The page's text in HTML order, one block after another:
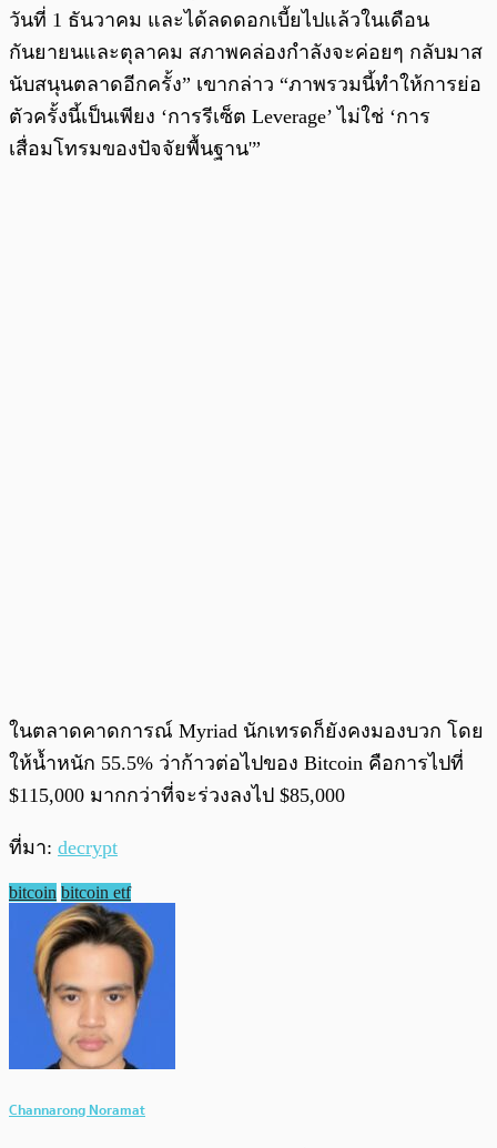
วันที่ 1 ธันวาคม และได้ลดดอกเบี้ยไปแล้วในเดือน
กันยายนและตุลาคม สภาพคล่องกำลังจะค่อยๆ กลับมาส
นับสนุนตลาดอีกครั้ง” เขากล่าว “ภาพรวมนี้ทำให้การย่อ
ตัวครั้งนี้เป็นเพียง ‘การรีเซ็ต Leverage’ ไม่ใช่ ‘การ
เสื่อมโทรมของปัจจัยพื้นฐาน'”
ในตลาดคาดการณ์ Myriad นักเทรดก็ยังคงมองบวก โดย
ให้น้ำหนัก 55.5% ว่าก้าวต่อไปของ Bitcoin คือการไปที่
$115,000 มากกว่าที่จะร่วงลงไป $85,000
ที่มา: decrypt
bitcoin bitcoin etf
Channarong Noramat